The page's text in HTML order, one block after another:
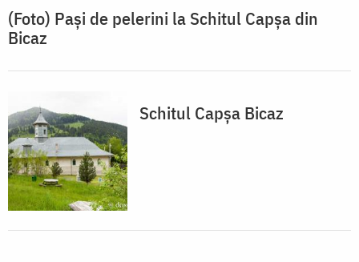
(Foto) Pași de pelerini la Schitul Capșa din
Bicaz
Schitul Capșa Bicaz